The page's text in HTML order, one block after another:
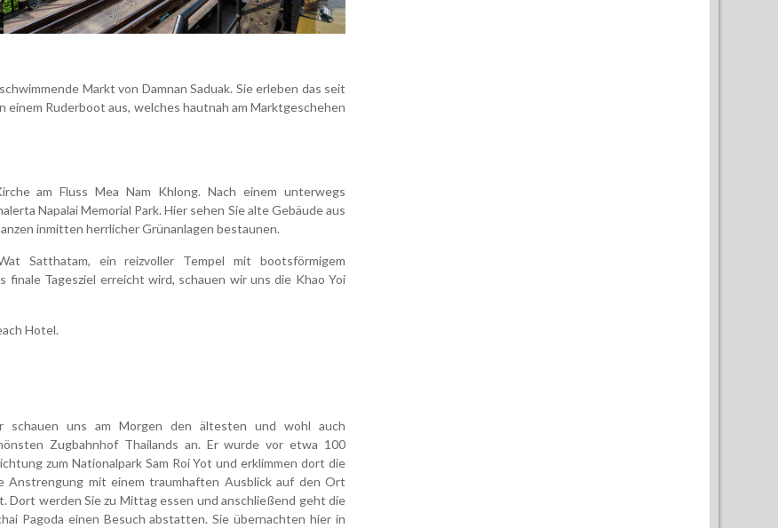
Markt von Damnan Saduak. Sie erleben das seit
Ruderboot aus, welches hautnah am Marktgeschehen
am Fluss Mea Nam Khlong. Nach einem unterwegs
Napalai Memorial Park. Hier sehen Sie alte Gebäude aus
inmitten herrlicher Grünanlagen bestaunen.
Satthatam, ein reizvoller Tempel mit bootsförmigem
finale Tagesziel erreicht wird, schauen wir uns die Khao Yoi
Hotel.
schauen uns am Morgen den ältesten und wohl auch
Zugbahnhof Thailands an. Er wurde vor etwa 100
zum Nationalpark Sam Roi Yot und erklimmen dort die
mit einem traumhaften Ausblick auf den Ort
Dort werden Sie zu Mittag essen und anschließend geht die
Pagoda einen Besuch abstatten. Sie übernachten hier in